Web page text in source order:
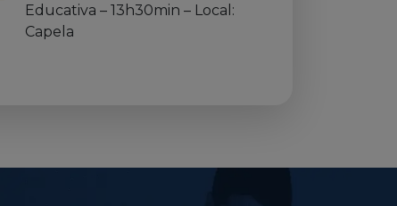
Educativa – 13h30min – Local:
Capela